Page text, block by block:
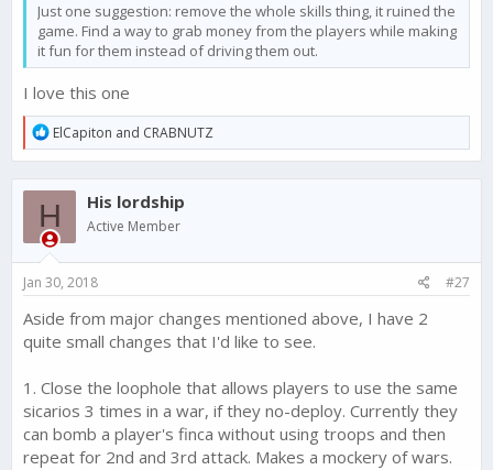
Just one suggestion: remove the whole skills thing, it ruined the
game. Find a way to grab money from the players while making
it fun for them instead of driving them out.
I love this one
R
e
a
c
i
o
n
:
ElCapiton and CRABNUTZ
H His lordship
Active Member
Jan 30, 2018 #27
Aside from major changes mentioned above, I have 2
quite small changes that I'd like to see.
1. Close the loophole that allows players to use the same
sicarios 3 times in a war, if they no-deploy. Currently they
can bomb a player's finca without using troops and then
repeat for 2nd and 3rd attack. Makes a mockery of wars.